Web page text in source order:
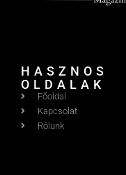
HASZNOS
OLDALAK
Főoldal
Kapcsolat
Rólunk